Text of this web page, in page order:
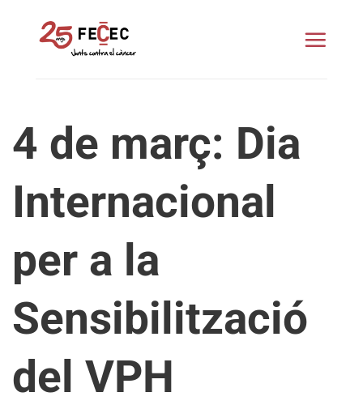
4 de març: Dia
Internacional
per a la
Sensibilització
del VPH